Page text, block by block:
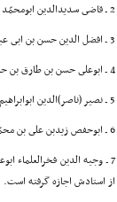
2 ـ قاضى سدیدالدین ابومحمّد حسن بن حسین بن على دوریستى، نزیل کاشان.
3 ـ افضل الدین حسن بن ابى عبدالله بن ابراهیم خومجانى.
4 ـ ابوعلى حسن بن طارق بن حسن بن عوف حلبى معروف به «ابن الوحش».
5 ـ نصیر (ناصر)الدین ابوابراهیم راشدبن ابراهیم بن اسحاق بن ابراهیم بن محمّد بحرانى، متوفى 605 قمری.
6 ـ ابوحفص زیدبن على بن محمّد بن قشام حلبى.
7 ـ وجیه الدین فخرالعلماء ابوعلى عبدالجباربن حسین بن ابى القاسم. وى کتاب
از استادش اجازه گرفته است.